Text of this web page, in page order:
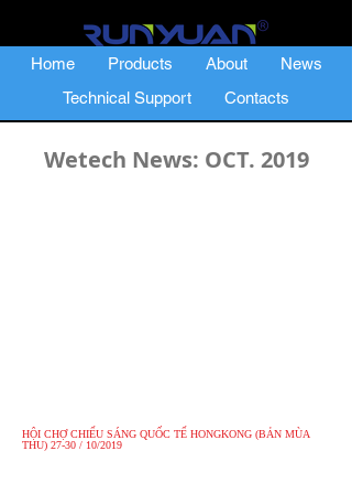
Home Products About
News
Technical Support
Contacts
Wetech News: OCT. 2019
HỘI CHỢ CHIẾU SÁNG QUỐC TẾ HONGKONG (BẢN MÙA
THU) 27-30 / 10/2019